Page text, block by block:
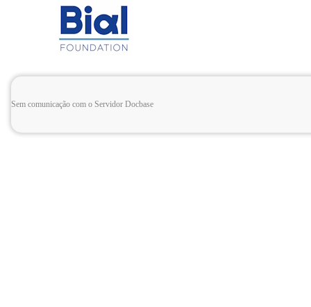
Sem comunicação com o Servidor Docbase